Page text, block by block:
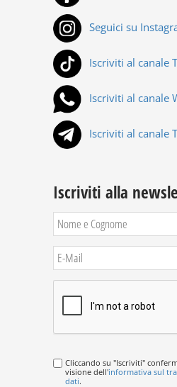
Seguici su
Iscriviti al canale
Iscriviti al canale
Iscriviti al canale
Iscriviti alla
Cliccando su "Iscriviti"
visione dell'informativa sul
dati.